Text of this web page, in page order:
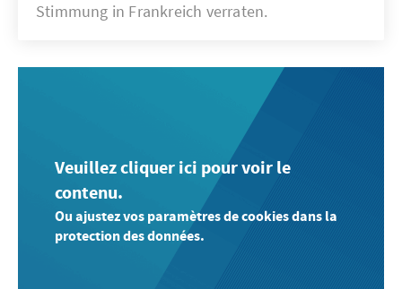
Stimmung in Frankreich verraten.
Veuillez cliquer ici pour voir le
contenu.
Ou ajustez vos paramètres de cookies dans la
protection des données.